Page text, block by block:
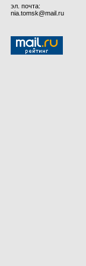
эл. почта:
nia.tomsk@mail.ru